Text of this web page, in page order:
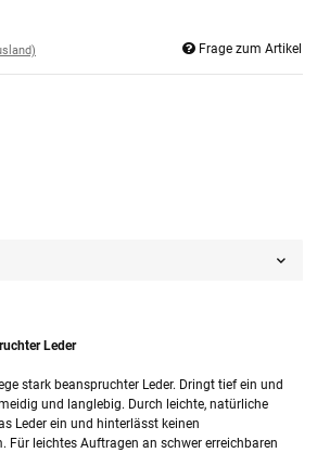
Frage zum Artikel
Leder
stark beanspruchter Leder. Dringt tief ein und
und langlebig. Durch leichte, natürliche
Leder ein und hinterlässt keinen
Für leichtes Auftragen an schwer erreichbaren